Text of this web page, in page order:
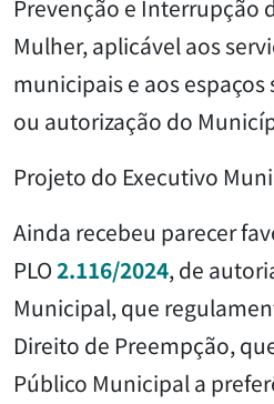
Prevenção e Interrupção
Mulher, aplicável aos
municipais e aos
ou autorização do
Projeto do Executivo
Ainda recebeu parecer
PLO2.116/2024, de
Municipal, que
Direito de Preempção,
Público Municipal a